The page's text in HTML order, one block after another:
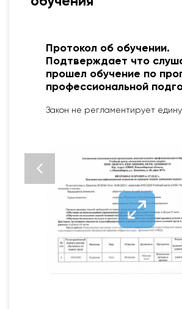
Диплом о
переподготовке.
присвоение новой
для выполнения нового